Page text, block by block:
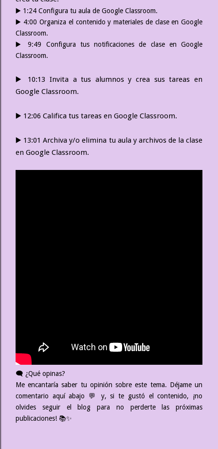
▶️ 1:24 Configura tu aula de Google Classroom.
▶️ 4:00 Organiza el contenido y materiales de clase en Google
Classroom.
▶️ 9:49 Configura tus notificaciones de clase en Google
Classroom.
▶️ 10:13 Invita a tus alumnos y crea sus tareas en
Google Classroom.
▶️ 12:06 Califica tus tareas en Google Classroom.
▶️ 13:01 Archiva y/o elimina tu aula y archivos de la clase
en Google Classroom.
🗨️ ¿Qué opinas?
Me encantaría saber tu opinión sobre este tema. Déjame un
comentario aquí abajo 💬 y, si te gustó el contenido, ¡no
olvides seguir el blog para no perderte las próximas
publicaciones! 📚✨